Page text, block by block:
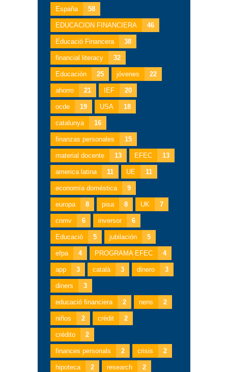
España 58
EDUCACION FINANCIERA 46
Educació Financera 38
financial literacy 32
Educación 25 jóvenes 22
ahorro 21 IEF 20
ocde 19 USA 18
catalunya 16
finanzas personales 15
material docente 13 EFEC 13
america latina 11 UE 11
economía doméstica 9
europa 8 pisa 8 UK 7
cnmv 6 inversor 6
Educació 5 jubilación 5
efpa 4 PROGRAMA EFEC 4
app 3 català 3 dinero 3
diners 3
educació financiera 2 nens 2
niños 2 crèdit 2
crédito 2
finances personals 2 crisis 2
hipoteca 2 research 2